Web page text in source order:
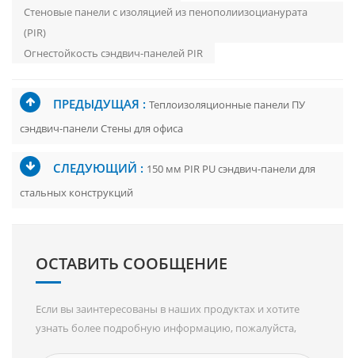
Стеновые панели с изоляцией из пенополиизоцианурата
(PIR)
Огнестойкость сэндвич-панелей PIR
ПРЕДЫДУЩАЯ : Теплоизоляционные панели ПУ
сэндвич-панели Стены для офиса
СЛЕДУЮЩИЙ : 150 мм PIR PU сэндвич-панели для
стальных конструкций
ОСТАВИТЬ СООБЩЕНИЕ
Если вы заинтересованы в наших продуктах и ​​хотите
узнать более подробную информацию, пожалуйста,